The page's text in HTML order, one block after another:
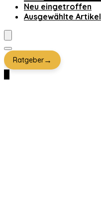
Neu eingetroffen
Ausgewählte Artikel
Ratgeber→